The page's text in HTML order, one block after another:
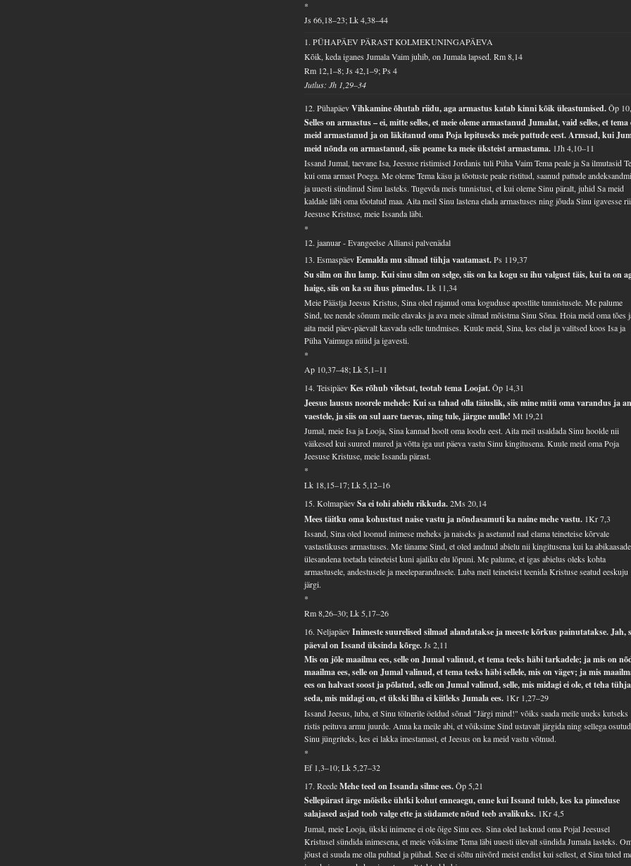
*
Js 66,18–23; Lk 4,38–44
1. PÜHAPÄEV PÄRAST KOLMEKUNINGAPÄEVA
Kõik, keda iganes Jumala Vaim juhib, on Jumala lapsed.Rm 8,14
Rm 12,1–8; Js 42,1–9; Ps 4
Jutlus: Jh 1,29–34
12. PühapäevVihkamine õhutab riidu, aga armastus katab kinni kõik üleastumised.Õp
Selles on armastus – ei, mitte selles, et meie oleme armastanud Jumalat, vaid selles, et tema
meid armastanud ja on läkitanud oma Poja lepituseks meie pattude eest. Armsad, kui
meid nõnda on armastanud, siis peame ka meie üksteist armastama. 1Jh 4,10–11
Issand Jumal, taevane Isa, Jeesuse ristimisel Jordanis tuli Püha Vaim Tema peale ja Sa ilmutasid
kui oma armast Poega. Me oleme Tema käsu ja tõotuste peale ristitud, saanud pattude
ja uuesti sündinud Sinu lasteks. Tugevda meis tunnistust, et kui oleme Sinu päralt, juhid Sa meid
kaldale läbi oma tõotatud maa. Aita meil Sinu lastena elada armastuses ning jõuda Sinu igavesse
Jeesuse Kristuse, meie Issanda läbi.
*
12. jaanuar - Evangeelse Alliansi palvenädal
13. EsmaspäevEemalda mu silmad tühja vaatamast.Ps 119,37
Su silm on ihu lamp. Kui sinu silm on selge, siis on ka kogu su ihu valgust täis, kui ta on
haige, siis on ka su ihus pimedus.Lk 11,34
Meie Päästja Jeesus Kristus, Sina oled rajanud oma koguduse apostlite tunnistusele. Me palume
Sind, tee nende sõnum meile elavaks ja ava meie silmad mõistma Sinu Sõna. Hoia meid oma tões
aita meid päev-päevalt kasvada selle tundmises. Kuule meid, Sina, kes elad ja valitsed koos Isa ja
Püha Vaimuga nüüd ja igavesti.
*
Ap 10,37–48; Lk 5,1–11
14. TeisipäevKes rõhub viletsat, teotab tema Loojat.Õp 14,31
Jeesus lausus noorele mehele: Kui sa tahad olla täiuslik, siis mine müü oma varandus ja
vaestele, ja siis on sul aare taevas, ning tule, järgne mulle!Mt 19,21
Jumal, meie Isa ja Looja, Sina kannad hoolt oma loodu eest. Aita meil usaldada Sinu hoolde nii
väikesed kui suured mured ja võtta iga uut päeva vastu Sinu kingitusena. Kuule meid oma Poja
Jeesuse Kristuse, meie Issanda pärast.
*
Lk 18,15–17; Lk 5,12–16
15. KolmapäevSa ei tohi abielu rikkuda.2Ms 20,14
Mees täitku oma kohustust naise vastu ja nõndasamuti ka naine mehe vastu. 1Kr 7,3
Issand, Sina oled loonud inimese meheks ja naiseks ja asetanud nad elama teineteise kõrvale
vastastikuses armastuses. Me täname Sind, et oled andnud abielu nii kingitusena kui ka
ülesandena toetada teineteist kuni ajaliku elu lõpuni. Me palume, et igas abielus oleks kohta
armastusele, andestusele ja meeleparandusele. Luba meil teineteist teenida Kristuse seatud eeskuju
järgi.
*
Rm 8,26–30; Lk 5,17–26
16. NeljapäevInimeste suurelised silmad alandatakse ja meeste kõrkus painutatakse. Jah,
päeval on Issand üksinda kõrge.Js 2,11
Mis on jõle maailma ees, selle on Jumal valinud, et tema teeks häbi tarkadele; ja mis on
maailma ees, selle on Jumal valinud, et tema teeks häbi sellele, mis on vägev; ja mis
ees on halvast soost ja põlatud, selle on Jumal valinud, selle, mis midagi ei ole, et teha
seda, mis midagi on, et ükski liha ei kiitleks Jumala ees. 1Kr 1,27–29
Issand Jeesus, luba, et Sinu tölnerile öeldud sõnad "Järgi mind!" võiks saada meile uueks kutseks
ristis peituva armu juurde. Anna ka meile abi, et võiksime Sind ustavalt järgida ning sellega
Sinu jüngriteks, kes ei lakka imestamast, et Jeesus on ka meid vastu võtnud.
*
Ef 1,3–10; Lk 5,27–32
17. ReedeMehe teed on Issanda silme ees.Õp 5,21
Sellepärast ärge mõistke ühtki kohut enneaegu, enne kui Issand tuleb, kes ka pimeduse
salajased asjad toob valge ette ja südamete nõud teeb avalikuks. 1Kr 4,5
Jumal, meie Looja, ükski inimene ei ole õige Sinu ees. Sina oled lasknud oma Pojal Jeesusel
Kristusel sündida inimesena, et meie võiksime Tema läbi uuesti ülevalt sündida Jumala lasteks.
jõust ei suuda me olla puhtad ja pühad. See ei sõltu niivõrd meist endist kui sellest, et Sina tuled